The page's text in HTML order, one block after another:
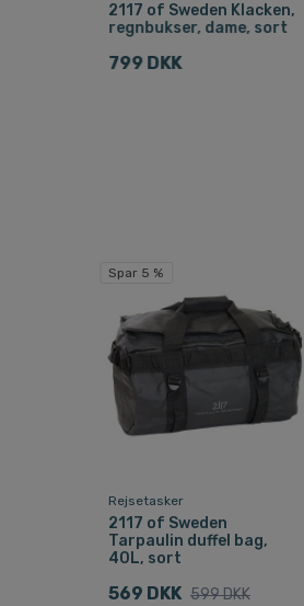
2117 of Sweden Klacken,
regnbukser, dame, sort
799 DKK
Spar 5 %
Rejsetasker
2117 of Sweden
Tarpaulin duffel bag,
40L, sort
569 DKK 599 DKK